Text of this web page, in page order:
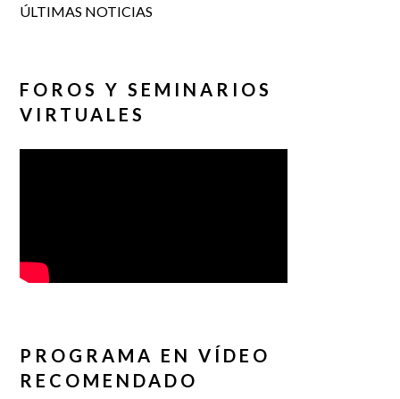
ÚLTIMAS NOTICIAS
FOROS Y SEMINARIOS
VIRTUALES
PROGRAMA EN VÍDEO
RECOMENDADO